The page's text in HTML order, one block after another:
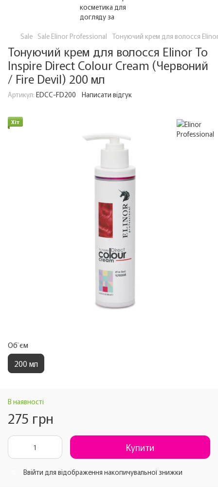
Sale Sale Elinor Professional Тонуючий крем для волосся
Тонуючий крем для волосся Elinor To
Inspire Direct Colour Cream (Червоний
/ Fire Devil) 200 мл
Артикул: EDCC-FD200 Написати відгук
Хіт
Об`єм
200 мл
В наявності
275 грн
Купити
Ввійти для відображення накопичувальної знижки